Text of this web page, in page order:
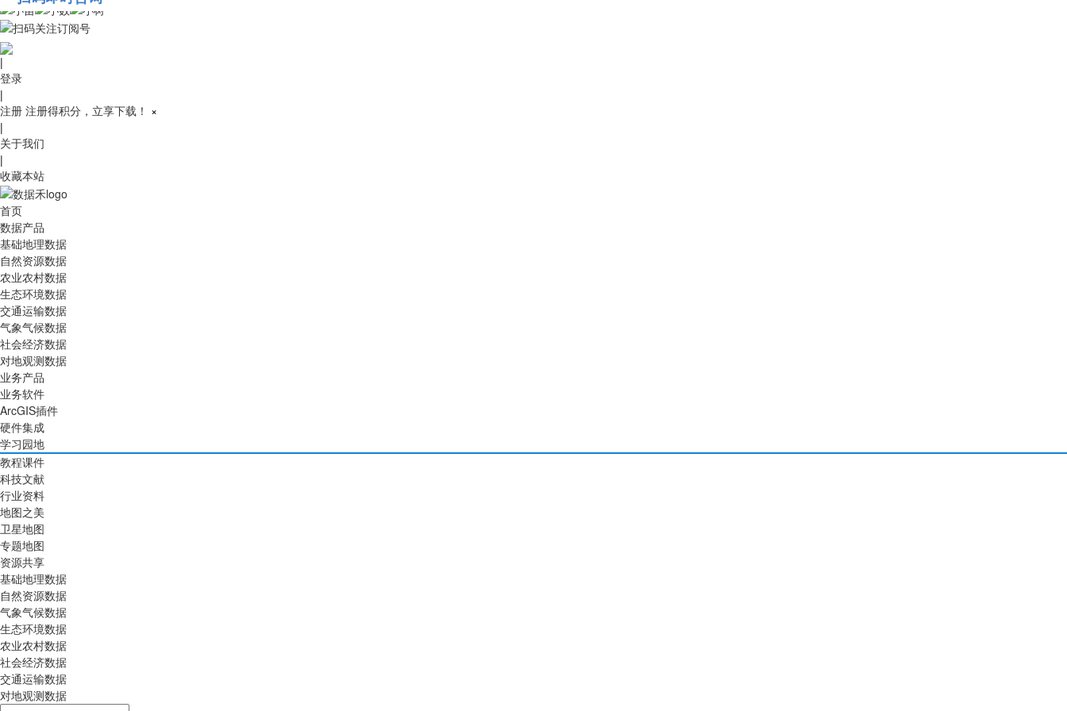
010-53689091
|
登录
|
注册 注册得积分，立享下载！ ×
|
关于我们
|
收藏本站
首页
数据产品
基础地理数据
自然资源数据
农业农村数据
生态环境数据
交通运输数据
气象气候数据
社会经济数据
对地观测数据
业务产品
业务软件
ArcGIS插件
硬件集成
学习园地
教程课件
科技文献
行业资料
地图之美
卫星地图
专题地图
资源共享
基础地理数据
自然资源数据
气象气候数据
生态环境数据
农业农村数据
社会经济数据
交通运输数据
对地观测数据